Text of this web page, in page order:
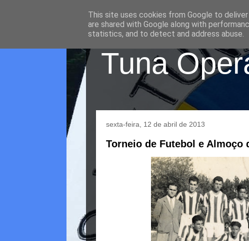
Tuna
sexta-feira, 12 de abril de 2013
Torneio de Futebol e Almoço
This site uses cookies from Google to
are shared with Google along with
statistics, and to detect and address abuse.